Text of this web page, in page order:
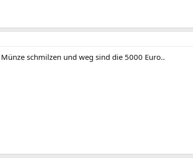
schmilzen und weg sind die 5000 Euro..